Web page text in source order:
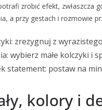
zrobić efekt, zwłaszcza
a przy gestach i rozmowie
zrezygnuj z
wybierz małe kolczyki i
statement: postaw na
kolory i